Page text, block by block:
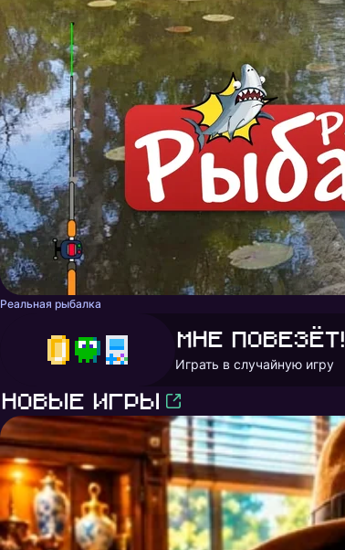
Реальная рыбалка
Мне повезёт!
Играть в случайную игру
Новые игры